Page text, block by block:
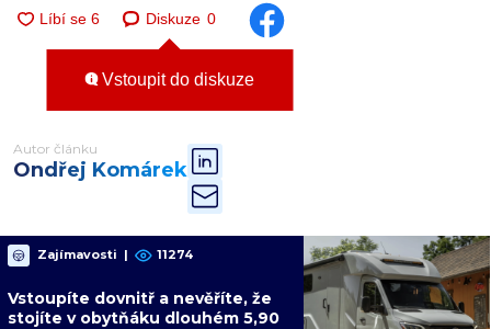
Diskuze 0
Vstoupit do diskuze
Autor článku
Ondřej Komárek
Zajímavosti | 11274
Vstoupíte dovnitř a nevěříte, že
stojíte v obytňáku dlouhém 5,90